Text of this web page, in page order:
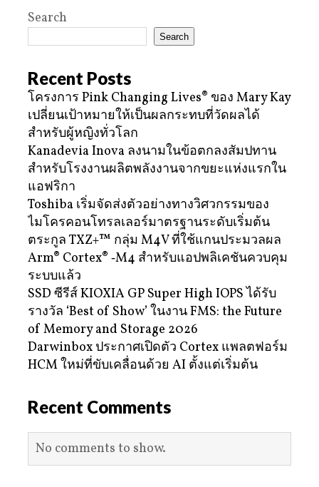
Search
Search
Recent Posts
โครงการ Pink Changing Lives® ของ Mary Kay
เปลี่ยนเป้าหมายให้เป็นผลกระทบที่วัดผลได้
สำหรับผู้หญิงทั่วโลก
Kanadevia Inova ลงนามในข้อตกลงสัมปทาน
สำหรับโรงงานผลิตพลังงานจากขยะแห่งแรกใน
แอฟริกา
Toshiba เริ่มจัดส่งตัวอย่างทางวิศวกรรมของ
ไมโครคอนโทรลเลอร์มาตรฐานระดับเริ่มต้น
ตระกูล TXZ+™ กลุ่ม M4V ที่ใช้แกนประมวลผล
Arm® Cortex® ‑M4 สำหรับแอปพลิเคชันควบคุม
ระบบแล้ว
SSD ซีรีส์ KIOXIA GP Super High IOPS ได้รับ
รางวัล ‘Best of Show’ ในงาน FMS: the Future
of Memory and Storage 2026
Darwinbox ประกาศเปิดตัว Cortex แพลตฟอร์ม
HCM ใหม่ที่ขับเคลื่อนด้วย AI ตั้งแต่เริ่มต้น
Recent Comments
No comments to show.